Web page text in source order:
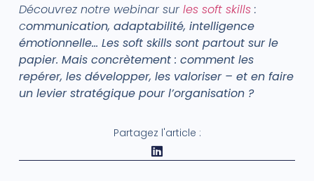
Découvrez notre webinar sur les soft skills:
communication, adaptabilité, intelligence
émotionnelle… Les soft skills sont partout sur le
papier. Mais concrètement : comment les
repérer, les développer, les valoriser – et en faire
un levier stratégique pour l’organisation ?
Partagez l'article :